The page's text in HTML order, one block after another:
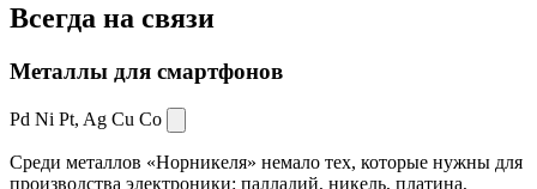
Всегда на связи
Металлы для смартфонов
Pd Ni Pt, Ag Cu Co
Среди металлов «Норникеля» немало тех, которые нужны для
производства электроники: палладий, никель, платина,